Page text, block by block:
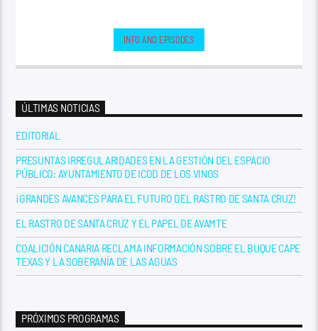
INFO AND EPISODES
ÚLTIMAS NOTICIAS
EDITORIAL
PRESUNTAS IRREGULARIDADES EN LA GESTIÓN DEL ESPACIO
PÚBLICO: AYUNTAMIENTO DE ICOD DE LOS VINOS
¡GRANDES AVANCES PARA EL FUTURO DEL RASTRO DE SANTA CRUZ!
EL RASTRO DE SANTA CRUZ Y EL PAPEL DE AVAMTE
COALICIÓN CANARIA RECLAMA INFORMACIÓN SOBRE EL BUQUE CAPE
TEXAS Y LA SOBERANÍA DE LAS AGUAS
PRÓXIMOS PROGRAMAS